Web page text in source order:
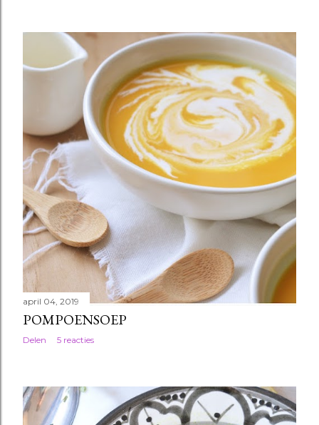
april 04, 2019
POMPOENSOEP
Delen 5 reacties